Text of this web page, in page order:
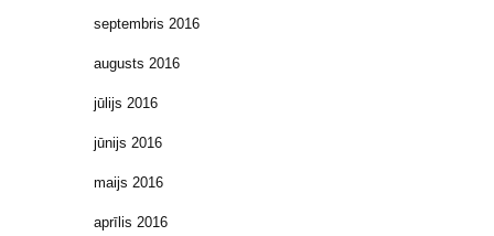
septembris 2016
augusts 2016
jūlijs 2016
jūnijs 2016
maijs 2016
aprīlis 2016